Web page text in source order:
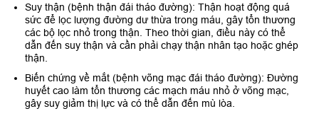
Suy thận (bệnh thận đái tháo đường): Thận hoạt động quá
sức để lọc lượng đường dư thừa trong máu, gây tổn thương
các bộ lọc nhỏ trong thận. Theo thời gian, điều này có thể
dẫn đến suy thận và cần phải chạy thận nhân tạo hoặc ghép
thận.
Biến chứng về mắt (bệnh võng mạc đái tháo đường): Đường
huyết cao làm tổn thương các mạch máu nhỏ ở võng mạc,
gây suy giảm thị lực và có thể dẫn đến mù lòa.